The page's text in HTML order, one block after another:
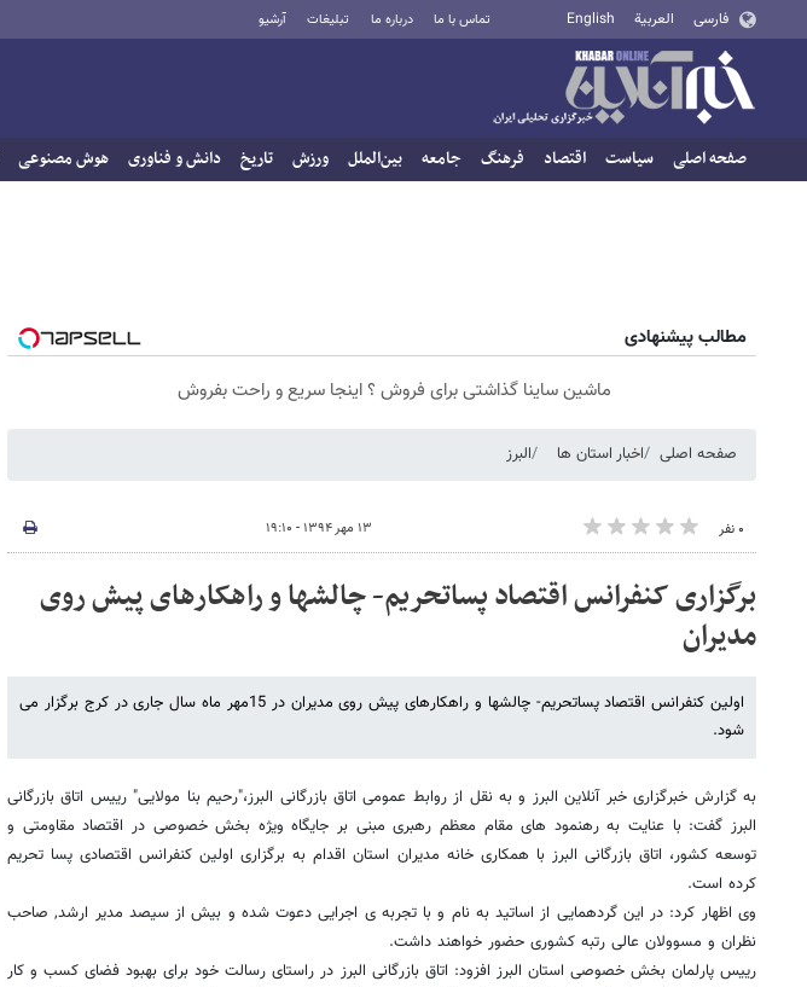
فارسی العربية English تماس با ما درباره ما تبلیغات آرشیو
صفحه اصلی سیاست اقتصاد فرهنگ جامعه بین‌الملل ورزش تاریخ دانش و فناوری هوش مصنوعی
مطالب پیشنهادی
ماشین ساینا گذاشتی برای فروش ؟ اینجا سریع و راحت بفروش
صفحه اصلی اخبار استان ها البرز
۰ نفر ۱۳ مهر ۱۳۹۴ - ۱۹:۱۰
برگزاری کنفرانس اقتصاد پساتحریم- چالشها و راهکارهای پیش روی
مدیران
اولین کنفرانس اقتصاد پساتحریم- چالشها و راهکارهای پیش روی مدیران در 15مهر ماه سال جاری در کرج برگزار می
شود.
به گزارش خبرگزاری خبر آنلاین البرز و به نقل از روابط عمومی اتاق بازرگانی البرز،"رحیم بنا مولایی" رییس اتاق بازرگانی
البرز گفت: با عنایت به رهنمود های مقام معظم رهبری مبنی بر جایگاه ویژه بخش خصوصی در اقتصاد مقاومتی و
توسعه کشور، اتاق بازرگانی البرز با همکاری خانه مدیران استان اقدام به برگزاری اولین کنفرانس اقتصادی پسا تحریم
کرده است.
وی اظهار کرد: در این گردهمایی از اساتید به نام و با تجربه ی اجرایی دعوت شده و بیش از سیصد مدیر ارشد, صاحب
نظران و مسوولان عالی رتبه کشوری حضور خواهند داشت.
رییس پارلمان بخش خصوصی استان البرز افزود: اتاق بازرگانی البرز در راستای رسالت خود برای بهبود فضای کسب و کار